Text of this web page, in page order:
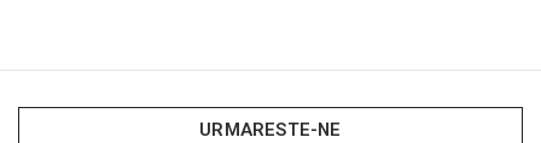
URMARESTE-NE